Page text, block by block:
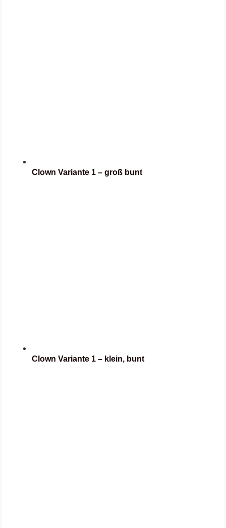
Clown Variante 1 – groß bunt
Clown Variante 1 – klein, bunt